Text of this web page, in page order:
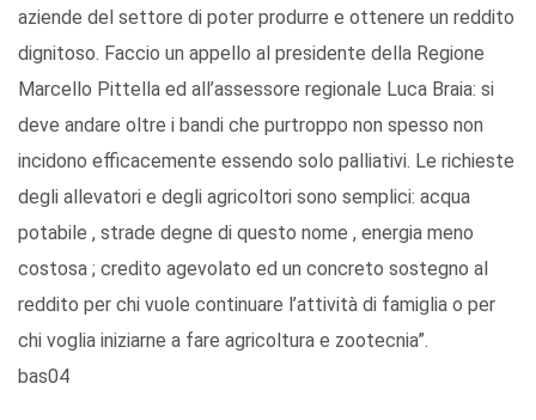
aziende del settore di poter produrre e ottenere un reddito
dignitoso. Faccio un appello al presidente della Regione
Marcello Pittella ed all’assessore regionale Luca Braia: si
deve andare oltre i bandi che purtroppo non spesso non
incidono efficacemente essendo solo palliativi. Le richieste
degli allevatori e degli agricoltori sono semplici: acqua
potabile , strade degne di questo nome , energia meno
costosa ; credito agevolato ed un concreto sostegno al
reddito per chi vuole continuare l’attività di famiglia o per
chi voglia iniziarne a fare agricoltura e zootecnia”.
bas04